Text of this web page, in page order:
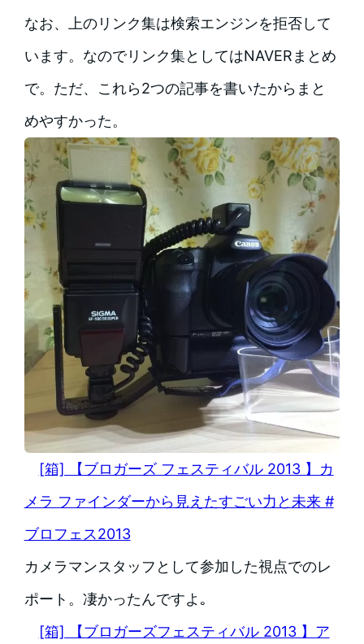
なお、上のリンク集は検索エンジンを拒否して
います。なのでリンク集としてはNAVERまとめ
で。ただ、これら2つの記事を書いたからまと
めやすかった。
[箱] 【ブロガーズ フェスティバル 2013 】カ
メラ ファインダーから見えたすごい力と未来 #
ブロフェス2013
カメラマンスタッフとして参加した視点でのレ
ポート。凄かったんですよ｡
[箱] 【ブロガーズフェスティバル 2013 】ア